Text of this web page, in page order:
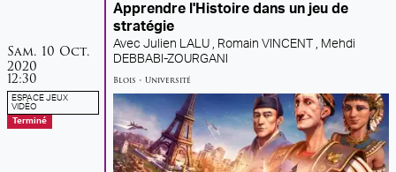
samedi
Sam. 10 octobre
Oct.
2020
12:30
ESPACE JEUX
VIDÉO
Terminé
Apprendre l'Histoire dans un jeu de
stratégie
Avec Julien LALU , Romain VINCENT , Mehdi
DEBBABI-ZOURGANI
Blois • Université